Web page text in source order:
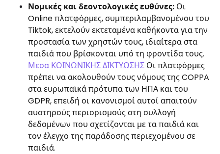
Νομικές και δεοντολογικές ευθύνες: Οι
Online πλατφόρμες, συμπεριλαμβανομένου του
Tiktok, εκτελούν εκτεταμένα καθήκοντα για την
προστασία των χρηστών τους, ιδιαίτερα στα
παιδιά που βρίσκονται υπό τη φροντίδα τους.
Μεσα ΚΟΙΝΩΝΙΚΗΣ ΔΙΚΤΥΩΣΗΣ Οι πλατφόρμες
πρέπει να ακολουθούν τους νόμους της COPPA
στα ευρωπαϊκά πρότυπα των ΗΠΑ και του
GDPR, επειδή οι κανονισμοί αυτοί απαιτούν
αυστηρούς περιορισμούς στη συλλογή
δεδομένων που σχετίζονται με τα παιδιά και
τον έλεγχο της παράδοσης περιεχομένου σε
παιδιά.